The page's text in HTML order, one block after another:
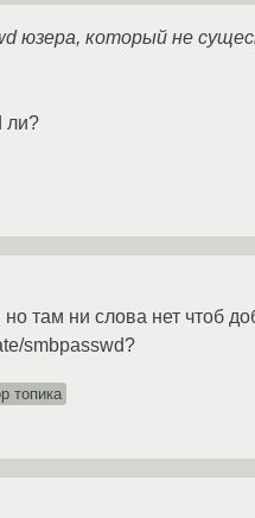
юзера, который не
ли?
там ни слова нет чтоб
smbpasswd?
топика